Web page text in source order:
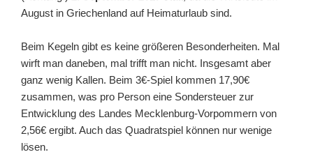
August in Griechenland auf Heimaturlaub sind.
Beim Kegeln gibt es keine größeren Besonderheiten. Mal
wirft man daneben, mal trifft man nicht. Insgesamt aber
ganz wenig Kallen. Beim 3€-Spiel kommen 17,90€
zusammen, was pro Person eine Sondersteuer zur
Entwicklung des Landes Mecklenburg-Vorpommern von
2,56€ ergibt. Auch das Quadratspiel können nur wenige
lösen.